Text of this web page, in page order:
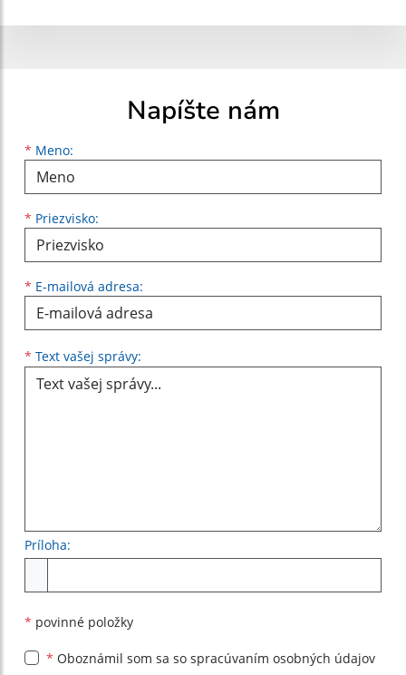
Napíšte nám
* Meno:
Meno
* Priezvisko:
Priezvisko
* E-mailová adresa:
E-mailová adresa
* Text vašej správy:
Príloha:
* povinné položky
* Oboznámil som sa so spracúvaním osobných údajov